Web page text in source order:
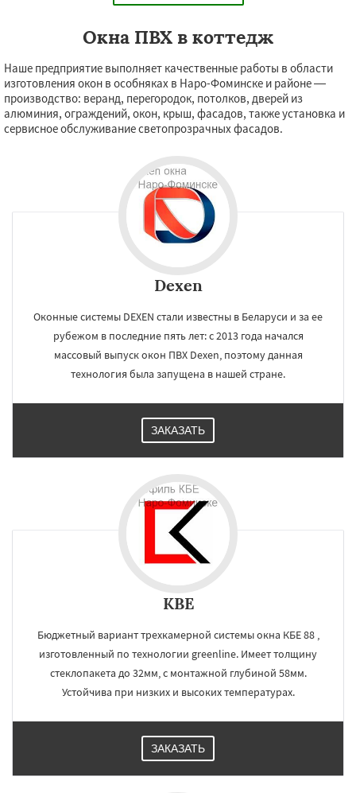
Окна ПВХ в коттедж
Наше предприятие выполняет качественные работы в области
изготовления окон в особняках в Наро-Фоминске и районе —
производство: веранд, перегородок, потолков, дверей из
алюминия, ограждений, окон, крыш, фасадов, также установка и
сервисное обслуживание светопрозрачных фасадов.
Dexen
Оконные системы DEXEN стали известны в Беларуси и за ее
рубежом в последние пять лет: с 2013 года начался
массовый выпуск окон ПВХ Dexen, поэтому данная
технология была запущена в нашей стране.
ЗАКАЗАТЬ
KBE
Бюджетный вариант трехкамерной системы окна КБЕ 88 ,
изготовленный по технологии greenline. Имеет толщину
стеклопакета до 32мм, с монтажной глубиной 58мм.
Устойчива при низких и высоких температурах.
ЗАКАЗАТЬ